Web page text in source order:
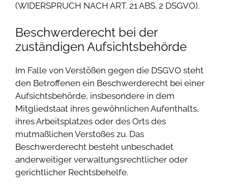
(WIDERSPRUCH NACH ART. 21 ABS. 2 DSGVO).
Beschwerde­recht bei der
zuständigen Aufsichts­behörde
Im Falle von Verstößen gegen die DSGVO steht
den Betroffenen ein Beschwerderecht bei einer
Aufsichtsbehörde, insbesondere in dem
Mitgliedstaat ihres gewöhnlichen Aufenthalts,
ihres Arbeitsplatzes oder des Orts des
mutmaßlichen Verstoßes zu. Das
Beschwerderecht besteht unbeschadet
anderweitiger verwaltungsrechtlicher oder
gerichtlicher Rechtsbehelfe.